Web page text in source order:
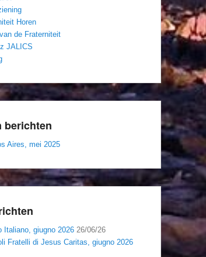
Horen
de Fraterniteit
JALICS
berichten
Aires, mei 2025
Italiano, giugno 2026 26/06/26
Fratelli di Jesus Caritas, giugno 2026